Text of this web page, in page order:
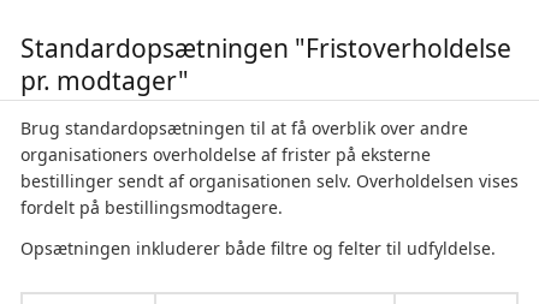
Standardopsætningen "Fristoverholdelse
pr. modtager"
Brug standardopsætningen til at få overblik over andre
organisationers overholdelse af frister på eksterne
bestillinger sendt af organisationen selv. Overholdelsen vises
fordelt på bestillingsmodtagere.
Opsætningen inkluderer både filtre og felter til udfyldelse.